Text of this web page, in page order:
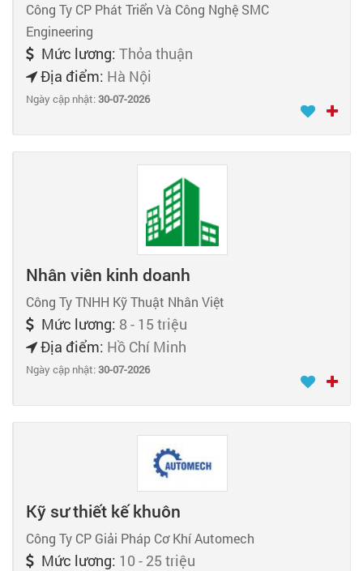
Công Ty CP Phát Triển Và Công Nghệ SMC
Engineering
Mức lương: Thỏa thuận
Địa điểm: Hà Nội
Ngày cập nhật:30-07-2026
Nhân viên kinh doanh
Công Ty TNHH Kỹ Thuật Nhân Việt
Mức lương: 8 - 15 triệu
Địa điểm: Hồ Chí Minh
Ngày cập nhật:30-07-2026
Kỹ sư thiết kế khuôn
Công Ty CP Giải Pháp Cơ Khí Automech
Mức lương: 10 - 25 triệu